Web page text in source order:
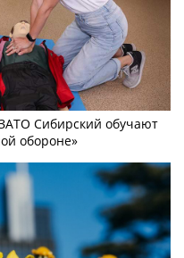
Сибирский обучают
обороне»